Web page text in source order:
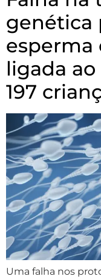
genética
esperma
ligada
197
Uma falha nos